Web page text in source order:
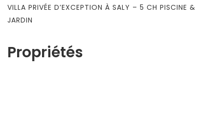
Propriétés
VILLA PRIVÉE D’EXCEPTION À SALY – 5 CH PISCINE &
JARDIN